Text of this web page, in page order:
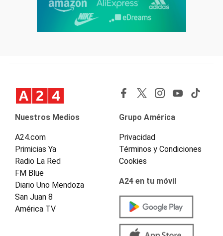
Nuestros Medios
A24.com
Primicias Ya
Radio La Red
FM Blue
Diario Uno Mendoza
San Juan 8
América TV
Grupo América
Privacidad
Términos y Condiciones
Cookies
A24 en tu móvil